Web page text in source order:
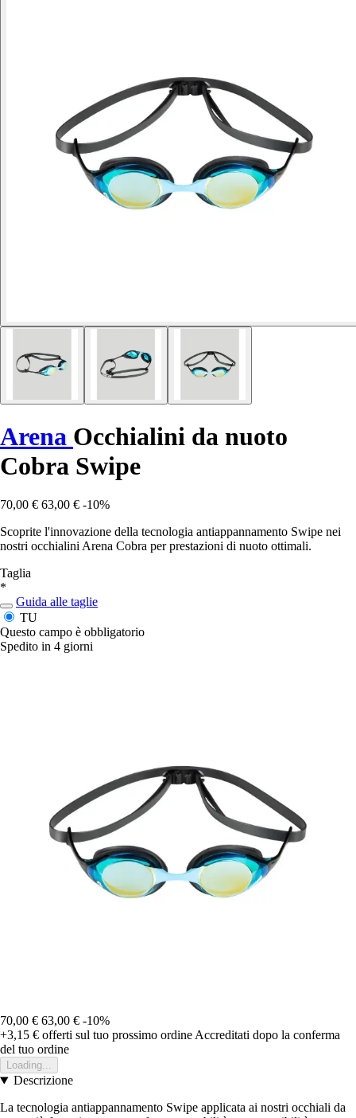
Arena Occhialini da nuoto
Cobra Swipe
70,00 € 63,00 € -10%
Scoprite l'innovazione della tecnologia antiappannamento Swipe nei
nostri occhialini Arena Cobra per prestazioni di nuoto ottimali.
Taglia
*
Guida alle taglie
TU
Questo campo è obbligatorio
Spedito in 4 giorni
70,00 € 63,00 € -10%
+3,15 € offerti sul tuo prossimo ordine Accreditati dopo la conferma
del tuo ordine
Loading...
Descrizione
La tecnologia antiappannamento Swipe applicata ai nostri occhiali da